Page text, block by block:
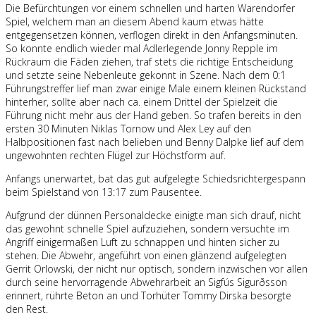
Die Befürchtungen vor einem schnellen und harten Warendorfer
Spiel, welchem man an diesem Abend kaum etwas hätte
entgegensetzen können, verflogen direkt in den Anfangsminuten.
So konnte endlich wieder mal Adlerlegende Jonny Repple im
Rückraum die Fäden ziehen, traf stets die richtige Entscheidung
und setzte seine Nebenleute gekonnt in Szene. Nach dem 0:1
Führungstreffer lief man zwar einige Male einem kleinen Rückstand
hinterher, sollte aber nach ca. einem Drittel der Spielzeit die
Führung nicht mehr aus der Hand geben. So trafen bereits in den
ersten 30 Minuten Niklas Tornow und Alex Ley auf den
Halbpositionen fast nach belieben und Benny Dalpke lief auf dem
ungewohnten rechten Flügel zur Höchstform auf.
Anfangs unerwartet, bat das gut aufgelegte Schiedsrichtergespann
beim Spielstand von 13:17 zum Pausentee.
Aufgrund der dünnen Personaldecke einigte man sich drauf, nicht
das gewohnt schnelle Spiel aufzuziehen, sondern versuchte im
Angriff einigermaßen Luft zu schnappen und hinten sicher zu
stehen. Die Abwehr, angeführt von einen glänzend aufgelegten
Gerrit Orlowski, der nicht nur optisch, sondern inzwischen vor allen
durch seine hervorragende Abwehrarbeit an Sigfús Sigurðsson
erinnert, rührte Beton an und Torhüter Tommy Dirska besorgte
den Rest.